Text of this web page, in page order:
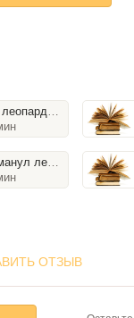
и змеи
зверей
ОТЗЫВ